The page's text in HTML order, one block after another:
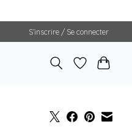
S’inscrire / Se connecter